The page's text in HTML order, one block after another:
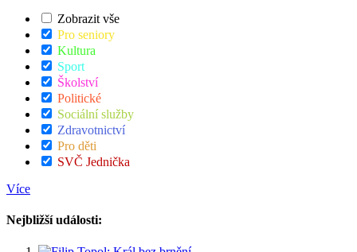
Zobrazit vše
Pro seniory
Kultura
Sport
Školství
Politické
Sociální služby
Zdravotnictví
Pro děti
SVČ Jednička
Více
Nejbližší události: